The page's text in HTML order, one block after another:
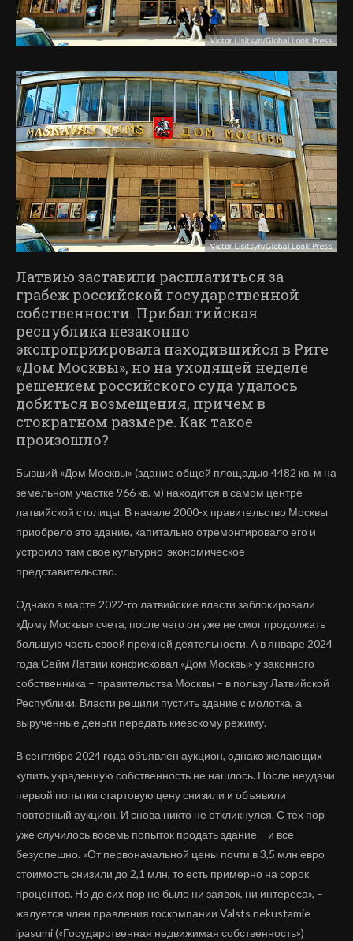
Латвию заставили расплатиться за
грабеж российской государственной
собственности. Прибалтийская
республика незаконно
экспроприировала находившийся в Риге
«Дом Москвы», но на уходящей неделе
решением российского суда удалось
добиться возмещения, причем в
стократном размере. Как такое
произошло?
Бывший «Дом Москвы» (здание общей площадью 4482 кв. м на
земельном участке 966 кв. м) находится в самом центре
латвийской столицы. В начале 2000-х правительство Москвы
приобрело это здание, капитально отремонтировало его и
устроило там свое культурно-экономическое
представительство.
Однако в марте 2022-го латвийские власти заблокировали
«Дому Москвы» счета, после чего он уже не смог продолжать
большую часть своей прежней деятельности. А в январе 2024
года Сейм Латвии конфисковал «Дом Москвы» у законного
собственника – правительства Москвы – в пользу Латвийской
Республики. Власти решили пустить здание с молотка, а
вырученные деньги передать киевскому режиму.
В сентябре 2024 года объявлен аукцион, однако желающих
купить украденную собственность не нашлось. После неудачи
первой попытки стартовую цену снизили и объявили
повторный аукцион. И снова никто не откликнулся. С тех пор
уже случилось восемь попыток продать здание – и все
безуспешно. «От первоначальной цены почти в 3,5 млн евро
стоимость снизили до 2,1 млн, то есть примерно на сорок
процентов. Но до сих пор не было ни заявок, ни интереса», –
жалуется член правления госкомпании Valsts nekustamie
ipasumi («Государственная недвижимая собственность»)